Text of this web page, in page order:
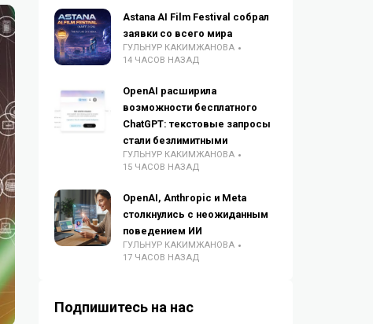
Astana AI Film Festival собрал
заявки со всего мира
ГУЛЬНУР КАКИМЖАНОВА
14 ЧАСОВ НАЗАД
OpenAI расширила
возможности бесплатного
ChatGPT: текстовые запросы
стали безлимитными
ГУЛЬНУР КАКИМЖАНОВА
15 ЧАСОВ НАЗАД
OpenAI, Anthropic и Meta
столкнулись с неожиданным
поведением ИИ
ГУЛЬНУР КАКИМЖАНОВА
17 ЧАСОВ НАЗАД
Подпишитесь на нас